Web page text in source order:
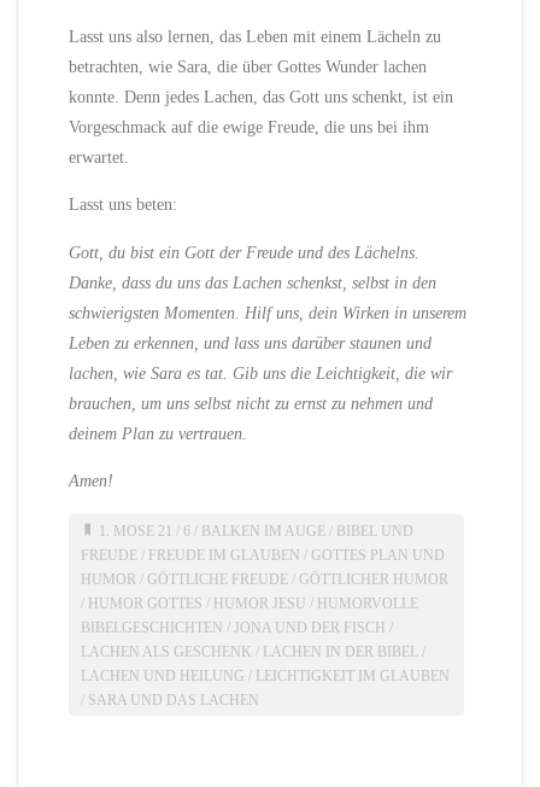
Lasst uns also lernen, das Leben mit einem Lächeln zu
betrachten, wie Sara, die über Gottes Wunder lachen
konnte. Denn jedes Lachen, das Gott uns schenkt, ist ein
Vorgeschmack auf die ewige Freude, die uns bei ihm
erwartet.
Lasst uns beten:
Gott, du bist ein Gott der Freude und des Lächelns.
Danke, dass du uns das Lachen schenkst, selbst in den
schwierigsten Momenten. Hilf uns, dein Wirken in unserem
Leben zu erkennen, und lass uns darüber staunen und
lachen, wie Sara es tat. Gib uns die Leichtigkeit, die wir
brauchen, um uns selbst nicht zu ernst zu nehmen und
deinem Plan zu vertrauen.
Amen!
1. MOSE 21 / 6/ BALKEN IM AUGE/ BIBEL UND
FREUDE / FREUDE IM GLAUBEN /GOTTES PLAN UND
HUMOR /GÖTTLICHE FREUDE /GÖTTLICHER HUMOR
/ HUMOR GOTTES / HUMOR JESU / HUMORVOLLE
BIBELGESCHICHTEN /JONA UND DER FISCH /
LACHEN ALS GESCHENK / LACHEN IN DER BIBEL /
LACHEN UND HEILUNG /
LEICHTIGKEIT IM GLAUBEN
/ SARA UND DAS LACHEN